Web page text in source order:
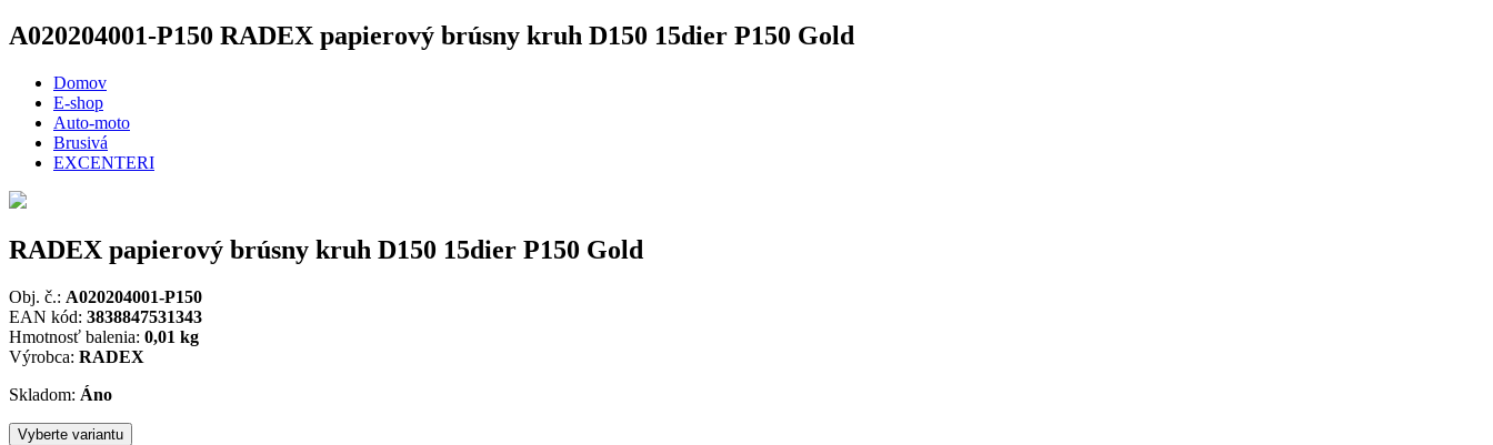
A020204001-P150 RADEX papierový brúsny kruh D150 15dier P150 Gold
Domov
E-shop
Auto-moto
Brusivá
EXCENTERI
RADEX papierový brúsny kruh D150 15dier P150 Gold
Obj. č.: A020204001-P150
EAN kód: 3838847531343
Hmotnosť balenia: 0,01 kg
Výrobca: RADEX
Skladom: Áno
Vyberte variantu